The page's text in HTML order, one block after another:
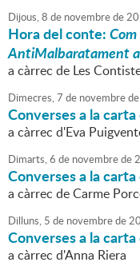
Dijous,8 de novembrede
Hora del conte:
AntiMalbaratament
a càrrec de Les
Dimecres,7 de novembrede
Converses a la
a càrrec d'Eva
Dimarts,6 de novembrede
Converses a la
a càrrec de Carme
Dilluns, 5 de novembrede
Converses a la
a càrrec d'Anna Riera